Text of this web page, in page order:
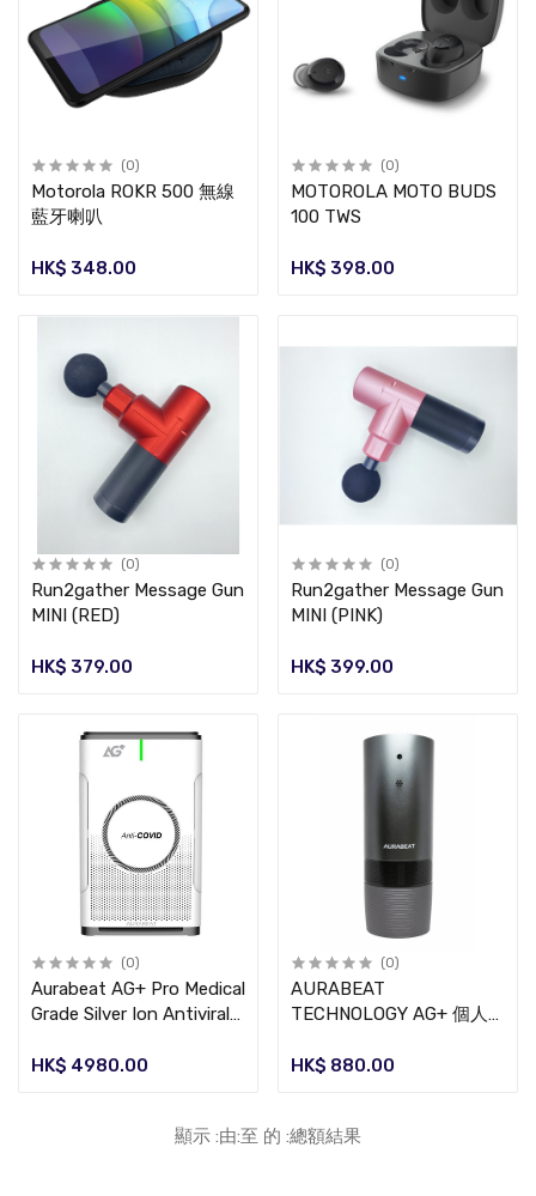
(0)
Motorola ROKR 500 無線
藍牙喇叭
HK$ 348.00
(0)
MOTOROLA MOTO BUDS
100 TWS
HK$ 398.00
(0)
Run2gather Message Gun
MINI (RED)
HK$ 379.00
(0)
Run2gather Message Gun
MINI (PINK)
HK$ 399.00
(0)
Aurabeat AG+ Pro Medical
Grade Silver Ion Antiviral
子消毒空氣淨化器
HK$ 4980.00
(0)
AURABEAT
TECHNOLOGY AG+ 個人
CSP-X1
HK$ 880.00
顯示 :由:至 的 :總額結果